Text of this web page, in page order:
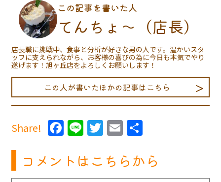
この記事を書いた人
てんちょ〜（店長）
店長職に挑戦中、食事と分析が好きな男の人です。温かいスタ
ッフに支えられながら、お客様の喜びの為に今日も本気でやり
遂げます！旭ヶ丘店をよろしくお願いします！
この人が書いたほかの記事はこちら
Share! Facebook
LineTwitter
Email
コメントはこちらから